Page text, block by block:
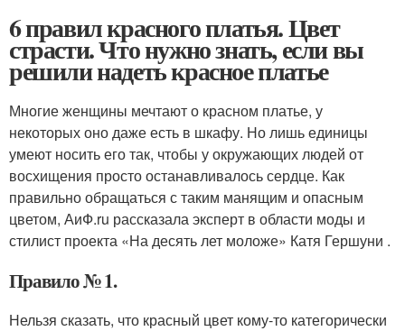
6 правил красного платья. Цвет
страсти. Что нужно знать, если вы
решили надеть красное платье
Многие женщины мечтают о красном платье, у
некоторых оно даже есть в шкафу. Но лишь единицы
умеют носить его так, чтобы у окружающих людей от
восхищения просто останавливалось сердце. Как
правильно обращаться с таким манящим и опасным
цветом, АиФ.ru рассказала эксперт в области моды и
стилист проекта «На десять лет моложе» Катя Гершуни .
Правило № 1.
Нельзя сказать, что красный цвет кому-то категорически